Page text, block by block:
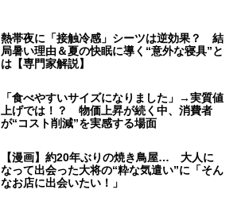
熱帯夜に「接触冷感」シーツは逆効果？ 結
局暑い理由＆夏の快眠に導く“意外な寝具”と
は【専門家解説】
「食べやすいサイズになりました」→実質値
上げでは！？ 物価上昇が続く中、消費者
が“コスト削減”を実感する場面
【漫画】約20年ぶりの焼き鳥屋… 大人に
なって出会った大将の“粋な気遣い”に「そん
なお店に出会いたい！」